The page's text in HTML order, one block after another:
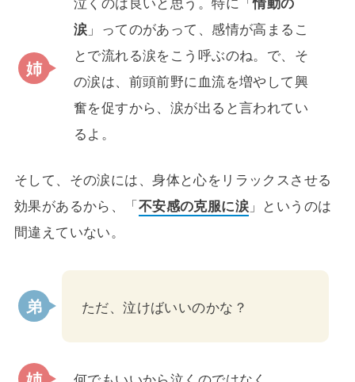
涙 」ってのがあって、感情が高まるこ
とで流れる涙をこう呼ぶのね。で、そ
の涙は、前頭前野に血流を増やして興
奮を促すから、涙が出ると言われてい
るよ。
そして、その涙には、身体と心をリラックスさせる
効果があるから、「不安感の克服に涙 」というのは
間違えていない。
ただ、泣けばいいのかな？